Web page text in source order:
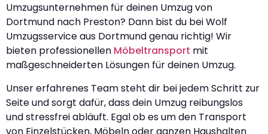
Umzugsunternehmen für deinen Umzug von
Dortmund nach Preston? Dann bist du bei Wolf
Umzugsservice aus Dortmund genau richtig! Wir
bieten professionellen Möbeltransport mit
maßgeschneiderten Lösungen für deinen Umzug.
Unser erfahrenes Team steht dir bei jedem Schritt zur
Seite und sorgt dafür, dass dein Umzug reibungslos
und stressfrei abläuft. Egal ob es um den Transport
von Einzelstücken, Möbeln oder ganzen Haushalten